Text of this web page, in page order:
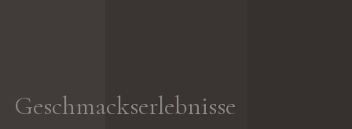
Geschmackserlebnisse